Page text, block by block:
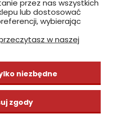
WIEDZY
przez nas wszystkich
lub dostosować
wybierając
w naszej
niezbędne
zgody